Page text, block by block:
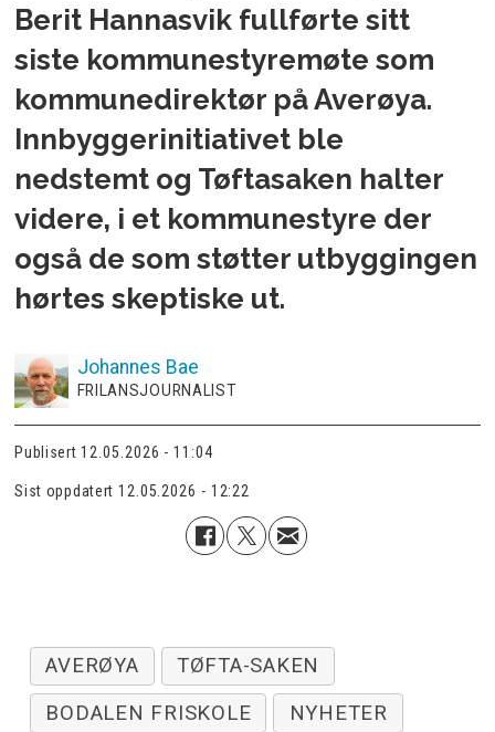
Berit Hannasvik fullførte sitt
siste kommunestyremøte som
kommunedirektør på Averøya.
Innbyggerinitiativet ble
nedstemt og Tøftasaken halter
videre, i et kommunestyre der
også de som støtter utbyggingen
hørtes skeptiske ut.
Johannes Bae
FRILANSJOURNALIST
Publisert 12.05.2026 - 11:04
Sist oppdatert 12.05.2026 - 12:22
AVERØYA
TØFTA-SAKEN
BODALEN FRISKOLE
NYHETER